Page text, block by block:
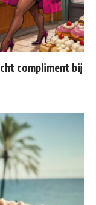
compliment bij